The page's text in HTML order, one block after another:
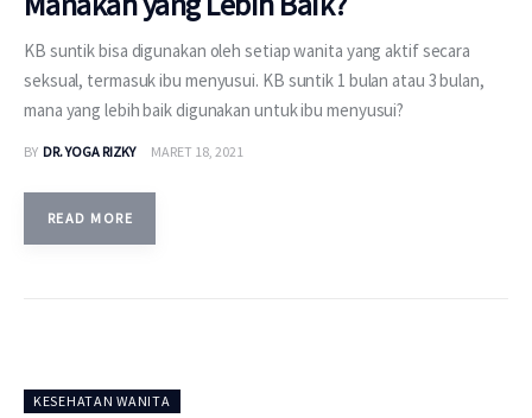
KB suntik bisa digunakan oleh setiap wanita yang aktif secara
seksual, termasuk ibu menyusui. KB suntik 1 bulan atau 3 bulan,
mana yang lebih baik digunakan untuk ibu menyusui?
BY DR. YOGA RIZKY MARET 18, 2021
READ MORE
KESEHATAN WANITA